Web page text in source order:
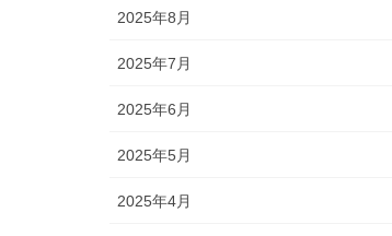
2025年8月
2025年7月
2025年6月
2025年5月
2025年4月